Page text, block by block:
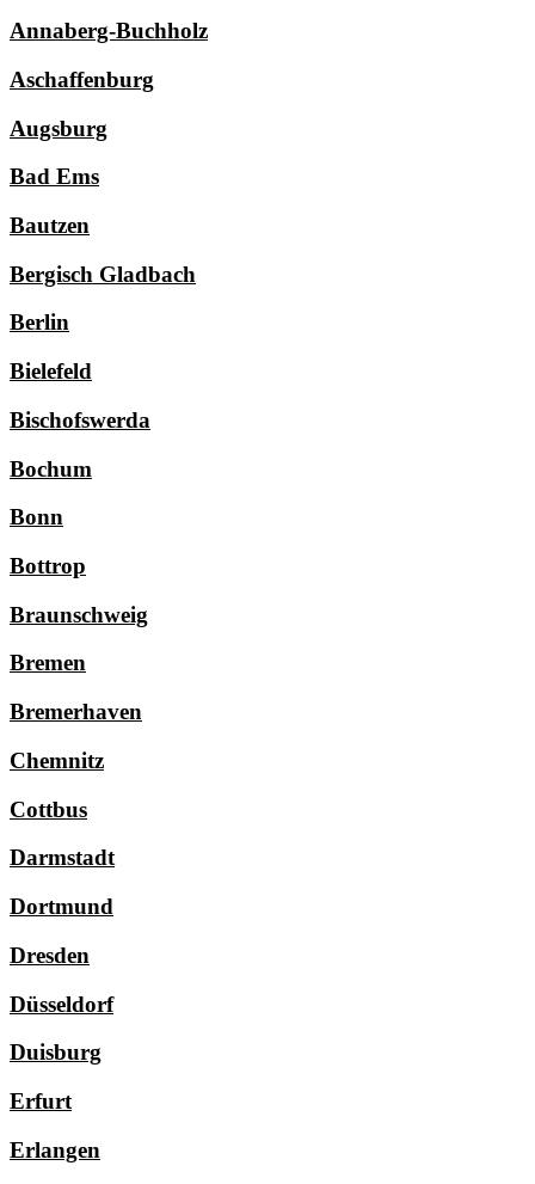
Annaberg-Buchholz
Aschaffenburg
Augsburg
Bad Ems
Bautzen
Bergisch Gladbach
Berlin
Bielefeld
Bischofswerda
Bochum
Bonn
Bottrop
Braunschweig
Bremen
Bremerhaven
Chemnitz
Cottbus
Darmstadt
Dortmund
Dresden
Düsseldorf
Duisburg
Erfurt
Erlangen